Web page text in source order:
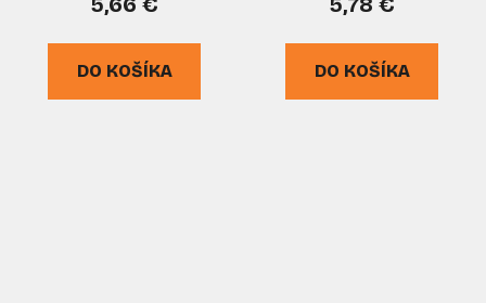
DO KOŠÍKA DO KOŠÍKA